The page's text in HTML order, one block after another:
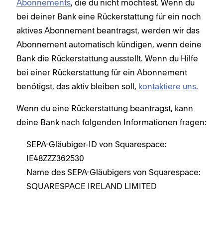
Abonnements, die du nicht möchtest. Wenn du
bei deiner Bank eine Rückerstattung für ein noch
aktives Abonnement beantragst, werden wir das
Abonnement automatisch kündigen, wenn deine
Bank die Rückerstattung ausstellt. Wenn du Hilfe
bei einer Rückerstattung für ein Abonnement
benötigst, das aktiv bleiben soll, kontaktiere uns.
Wenn du eine Rückerstattung beantragst, kann
deine Bank nach folgenden Informationen fragen:
SEPA-Gläubiger-ID von Squarespace:
IE48ZZZ362530
Name des SEPA-Gläubigers von Squarespace:
SQUARESPACE IRELAND LIMITED